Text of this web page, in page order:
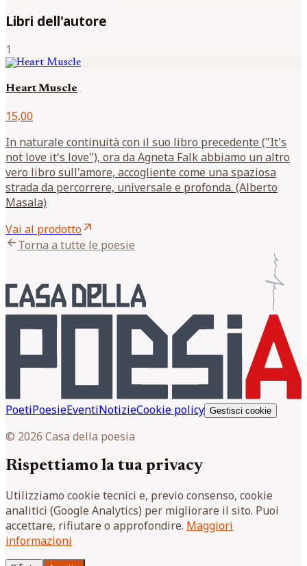
Libri dell'autore
1
Heart Muscle
15,00
In naturale continuità con il suo libro precedente ("It's
not love it's love"), ora da Agneta Falk abbiamo un altro
vero libro sull'amore, accogliente come una spaziosa
strada da percorrere, universale e profonda. (Alberto
Masala)
Vai al prodottoarrow_outward
arrow_backTorna a tutte le poesie
PoetiPoesieEventiNotizieCookie policy Gestisci cookie
© 2026 Casa della poesia
Rispettiamo la tua privacy
Utilizziamo cookie tecnici e, previo consenso, cookie
analitici (Google Analytics) per migliorare il sito. Puoi
accettare, rifiutare o approfondire. Maggiori
informazioni